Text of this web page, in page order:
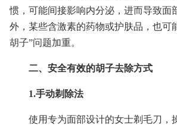
惯，可能间接影响内分泌，进而导致面
外，某些含激素的药物或护肤品，也可
胡子”问题加重。
二、安全有效的胡子去除方式
1.手动剃除法
使用专为面部设计的女士剃毛刀，